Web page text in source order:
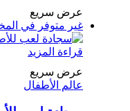
عرض سريع
غير متوفر في
قراءة المزيد
عرض سريع
عالم الأطفال